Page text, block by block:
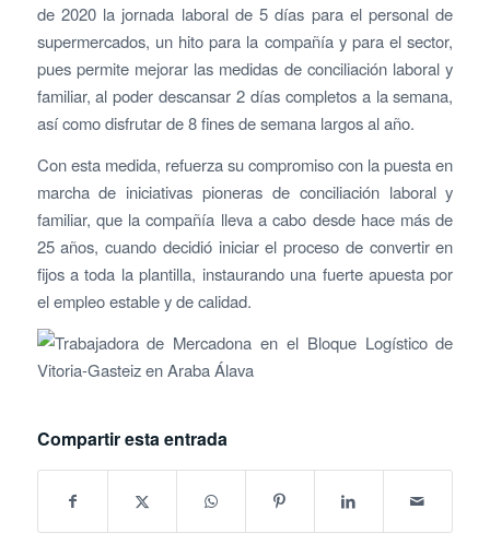
de 2020 la jornada laboral de 5 días para el personal de
supermercados, un hito para la compañía y para el sector,
pues permite mejorar las medidas de conciliación laboral y
familiar, al poder descansar 2 días completos a la semana,
así como disfrutar de 8 fines de semana largos al año.
Con esta medida, refuerza su compromiso con la puesta en
marcha de iniciativas pioneras de conciliación laboral y
familiar, que la compañía lleva a cabo desde hace más de
25 años, cuando decidió iniciar el proceso de convertir en
fijos a toda la plantilla, instaurando una fuerte apuesta por
el empleo estable y de calidad.
Compartir esta entrada